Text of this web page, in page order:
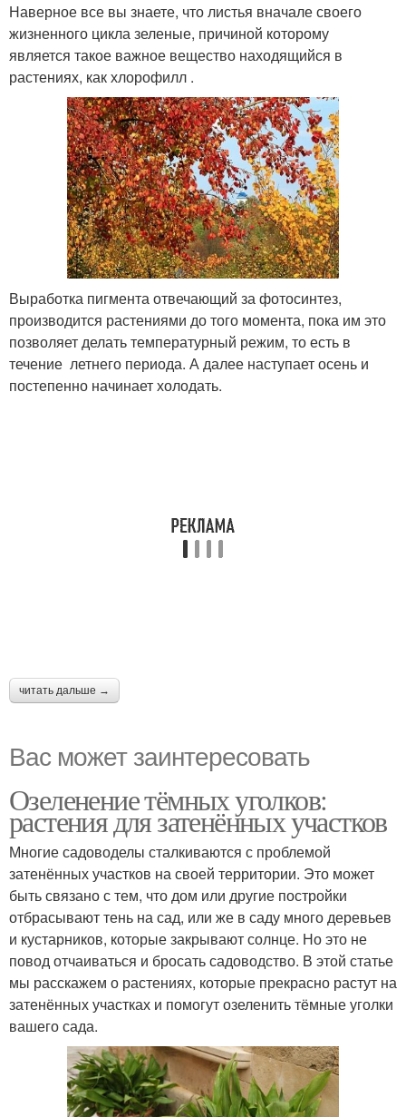
Наверное все вы знаете, что листья вначале своего
жизненного цикла зеленые, причиной которому
является такое важное вещество находящийся в
растениях, как хлорофилл .
Выработка пигмента отвечающий за фотосинтез,
производится растениями до того момента, пока им это
позволяет делать температурный режим, то есть в
течение летнего периода. А далее наступает осень и
постепенно начинает холодать.
читать дальше →
Вас может заинтересовать
Озеленение тёмных уголков:
растения для затенённых участков
Многие садоводелы сталкиваются с проблемой
затенённых участков на своей территории. Это может
быть связано с тем, что дом или другие постройки
отбрасывают тень на сад, или же в саду много деревьев
и кустарников, которые закрывают солнце. Но это не
повод отчаиваться и бросать садоводство. В этой статье
мы расскажем о растениях, которые прекрасно растут на
затенённых участках и помогут озеленить тёмные уголки
вашего сада.